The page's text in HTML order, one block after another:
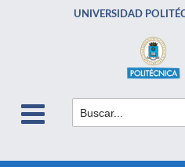
UNIVERSIDAD